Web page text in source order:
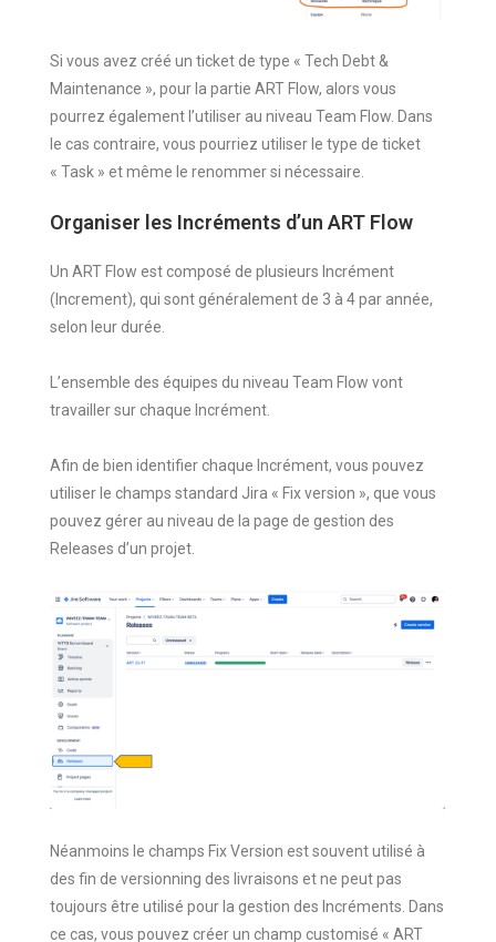
Si vous avez créé un ticket de type « Tech Debt &
Maintenance », pour la partie ART Flow, alors vous
pourrez également l’utiliser au niveau Team Flow. Dans
le cas contraire, vous pourriez utiliser le type de ticket
« Task » et même le renommer si nécessaire.
Organiser les Incréments d’un ART Flow
Un ART Flow est composé de plusieurs Incrément
(Increment), qui sont généralement de 3 à 4 par année,
selon leur durée.
L’ensemble des équipes du niveau Team Flow vont
travailler sur chaque Incrément.
Afin de bien identifier chaque Incrément, vous pouvez
utiliser le champs standard Jira « Fix version », que vous
pouvez gérer au niveau de la page de gestion des
Releases d’un projet.
Néanmoins le champs Fix Version est souvent utilisé à
des fin de versionning des livraisons et ne peut pas
toujours être utilisé pour la gestion des Incréments. Dans
ce cas, vous pouvez créer un champ customisé « ART